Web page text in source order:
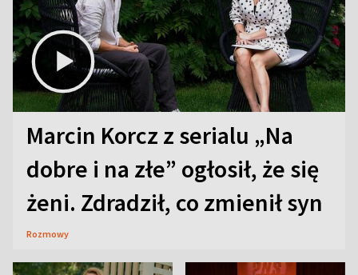
Marcin Korcz z serialu „Na
dobre i na złe” ogłosił, że się
żeni. Zdradził, co zmienił syn
Rozmowy